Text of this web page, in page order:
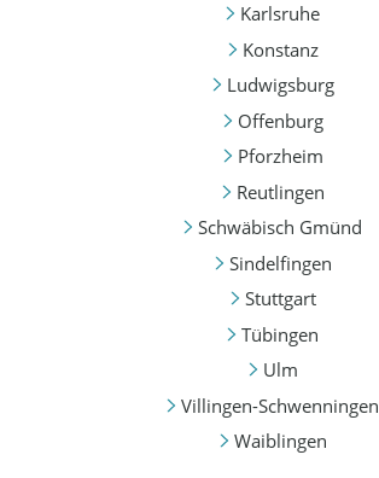
Karlsruhe
Konstanz
Ludwigsburg
Offenburg
Pforzheim
Reutlingen
Schwäbisch Gmünd
Sindelfingen
Stuttgart
Tübingen
Ulm
Villingen-Schwenningen
Waiblingen